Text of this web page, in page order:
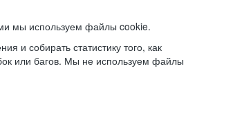
мы используем файлы cookie.
и собирать статистику того, как
или багов. Мы не используем файлы